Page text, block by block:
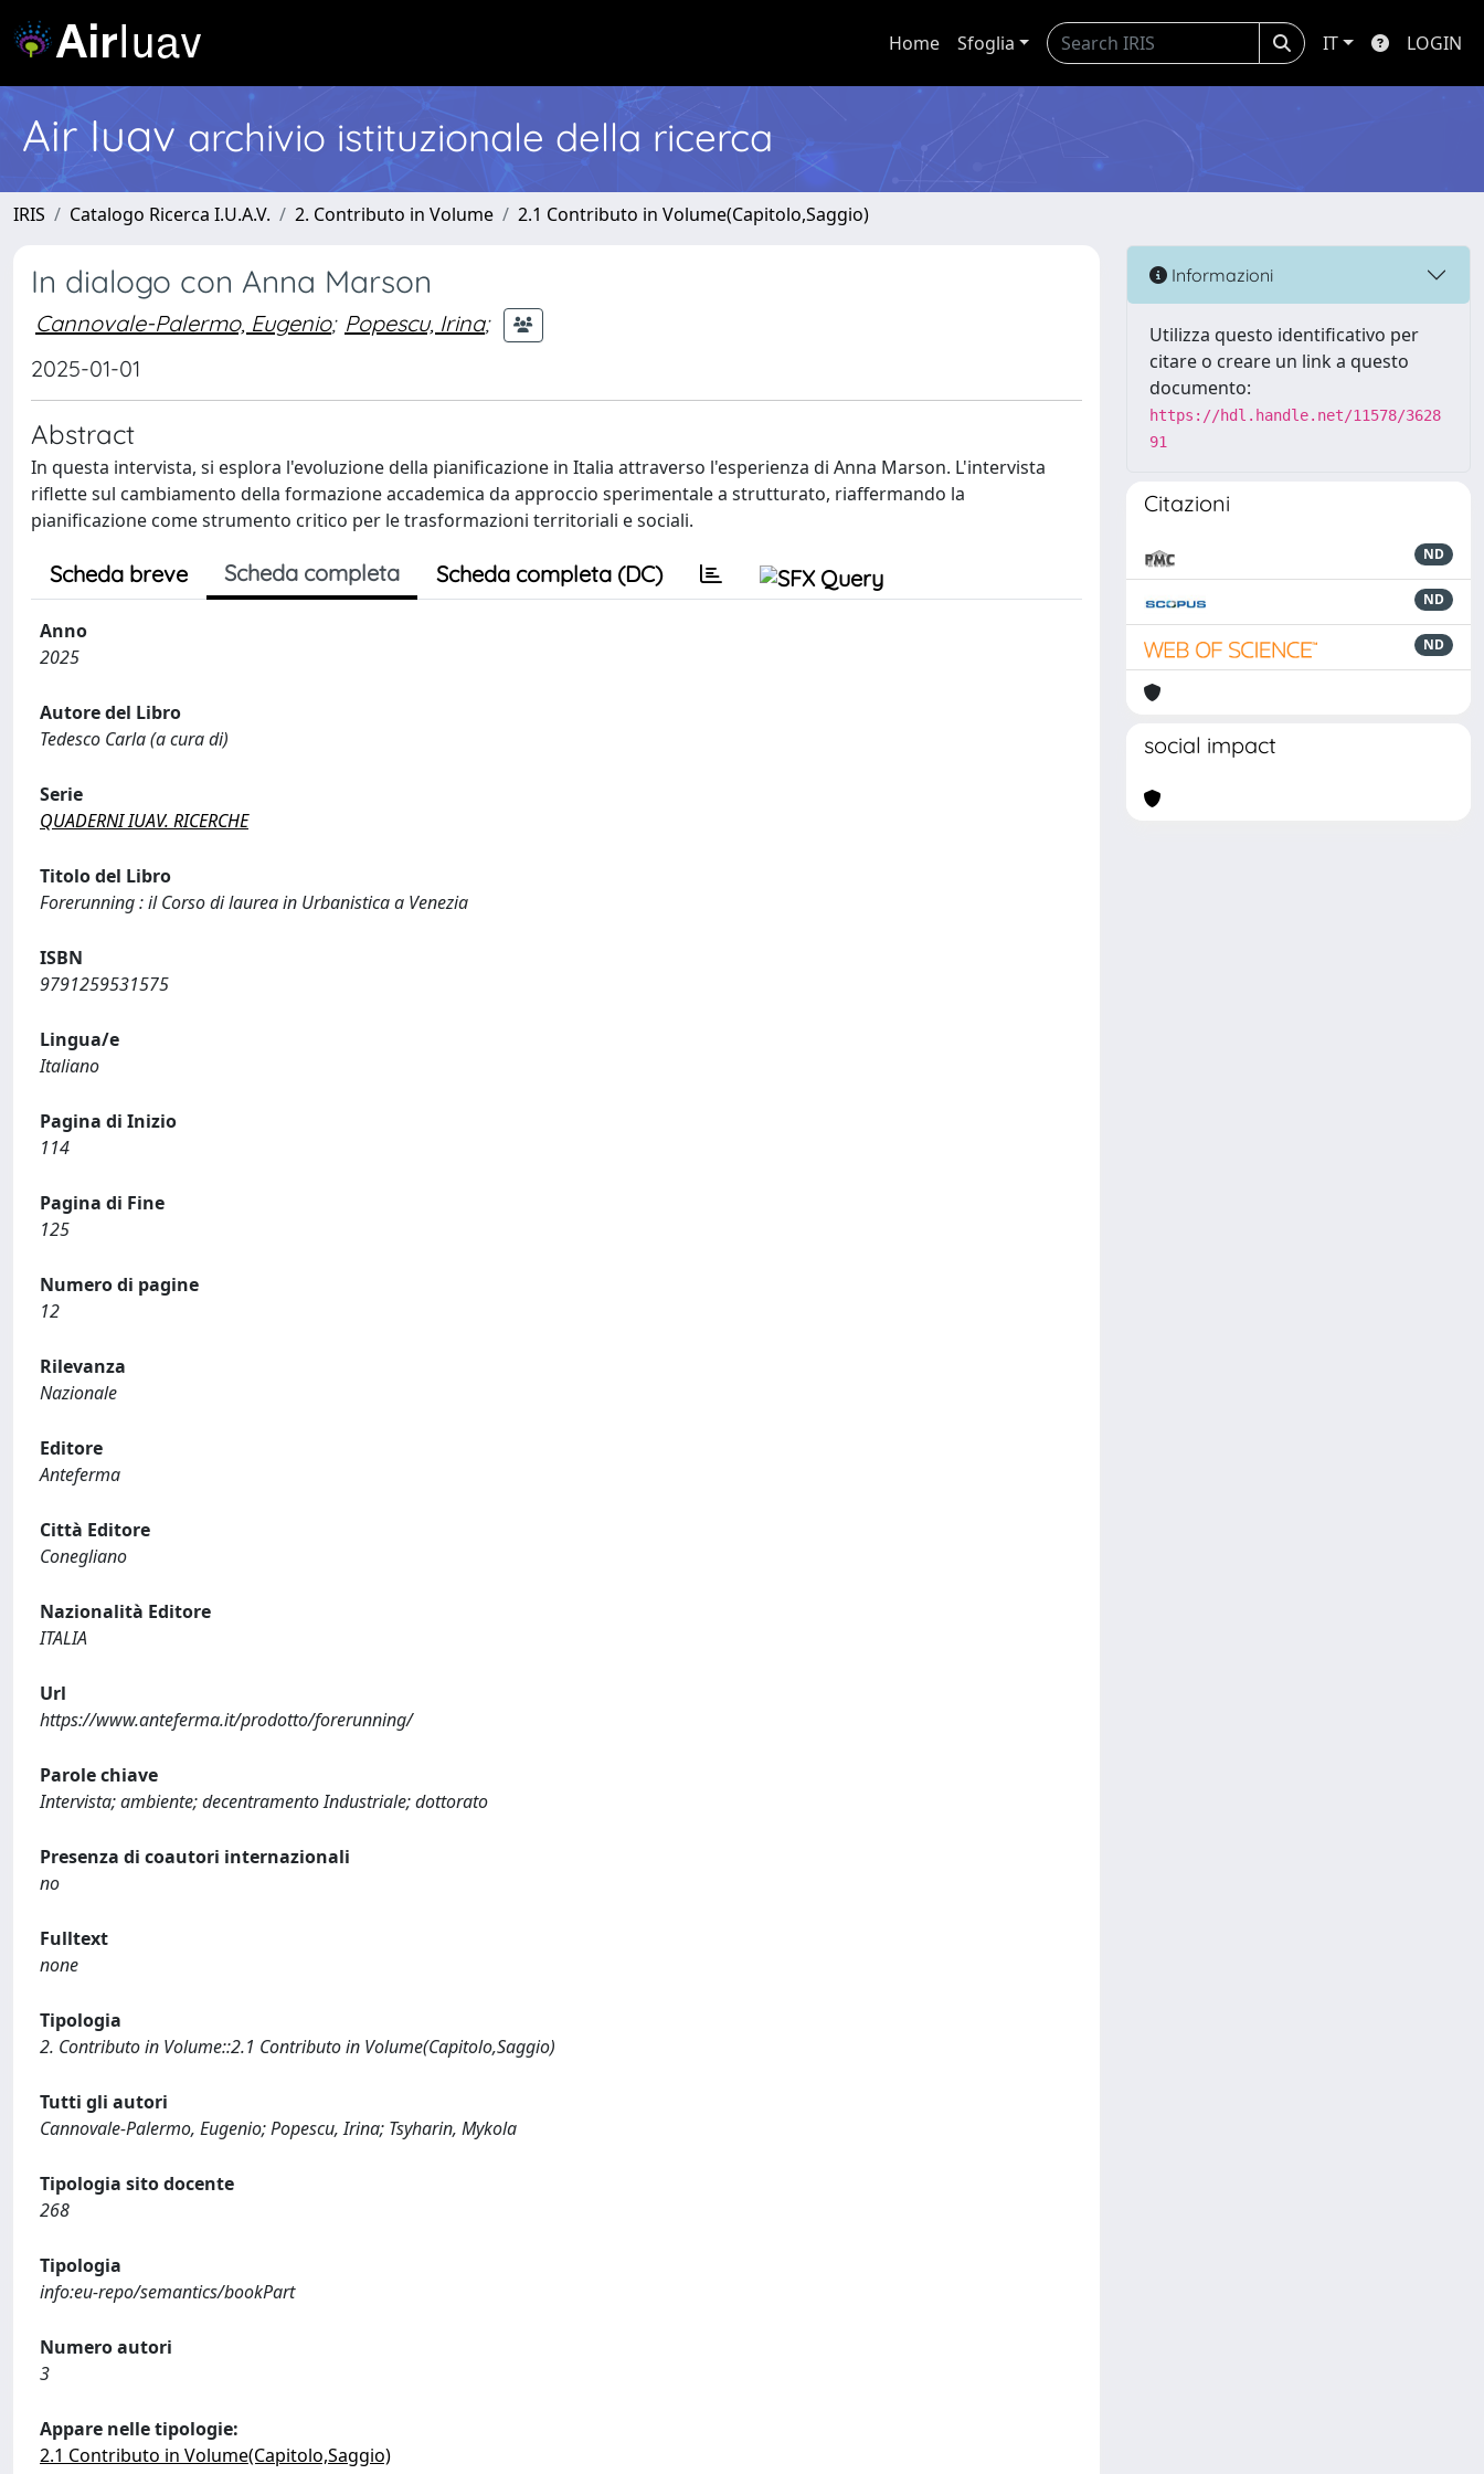
Home Sfoglia IT LOGIN
Air Iuav archivio istituzionale della ricerca
IRIS Catalogo Ricerca I.U.A.V. 2. Contributo in Volume 2.1 Contributo in Volume(Capitolo,Saggio)
In dialogo con Anna Marson
Cannovale-Palermo, Eugenio; Popescu, Irina;
2025-01-01
Abstract
In questa intervista, si esplora l'evoluzione della pianificazione in Italia attraverso l'esperienza di Anna Marson. L'intervista
riflette sul cambiamento della formazione accademica da approccio sperimentale a strutturato, riaffermando la
pianificazione come strumento critico per le trasformazioni territoriali e sociali.
Scheda breve Scheda completa Scheda completa (DC)
Anno
2025
Autore del Libro
Tedesco Carla (a cura di)
Serie
QUADERNI IUAV. RICERCHE
Titolo del Libro
Forerunning : il Corso di laurea in Urbanistica a Venezia
ISBN
9791259531575
Lingua/e
Italiano
Pagina di Inizio
114
Pagina di Fine
125
Numero di pagine
12
Rilevanza
Nazionale
Editore
Anteferma
Città Editore
Conegliano
Nazionalità Editore
ITALIA
Url
https://www.anteferma.it/prodotto/forerunning/
Parole chiave
Intervista; ambiente; decentramento Industriale; dottorato
Presenza di coautori internazionali
no
Fulltext
none
Tipologia
2. Contributo in Volume::2.1 Contributo in Volume(Capitolo,Saggio)
Tutti gli autori
Cannovale-Palermo, Eugenio; Popescu, Irina; Tsyharin, Mykola
Tipologia sito docente
268
Tipologia
info:eu-repo/semantics/bookPart
Numero autori
3
Appare nelle tipologie:
2.1 Contributo in Volume(Capitolo,Saggio)
Informazioni
Utilizza questo identificativo per
citare o creare un link a questo
documento:
https://hdl.handle.net/11578/3628
91
Citazioni
ND
ND
ND
social impact